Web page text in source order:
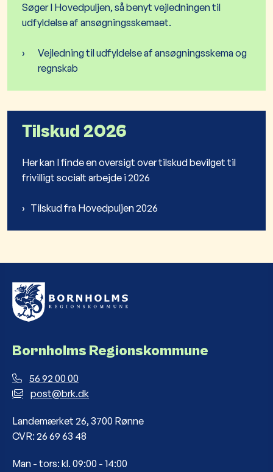
Søger I Hovedpuljen, så benyt vejledningen til
udfyldelse af ansøgningsskemaet.
Vejledning til udfyldelse af ansøgningsskema og
regnskab
Tilskud 2026
Her kan I finde en oversigt over tilskud bevilget til
frivilligt socialt arbejde i 2026
Tilskud fra Hovedpuljen 2026
Bornholms Regionskommune
56 92 00 00
post@brk.dk
Landemærket 26, 3700 Rønne
CVR: 26 69 63 48
Man - tors: kl. 09:00 - 14:00